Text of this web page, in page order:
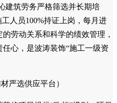
品常常打破常规，将光影叙事
一无二空间体验的顶豪业主提
”。
心施工团队缔造者）
质装饰项目提供稳定、专业、持